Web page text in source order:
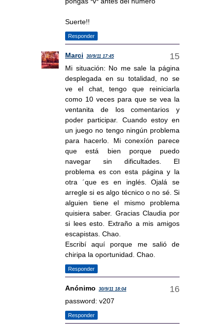
Suerte!!
Responder
Marci 30/9/11 17:45
Mi situación: No me sale la página
desplegada en su totalidad, no se
ve el chat, tengo que reiniciarla
como 10 veces para que se vea la
ventanita de los comentarios y
poder participar. Cuando estoy en
un juego no tengo ningún problema
para hacerlo. Mi conexíón parece
que está bien porque puedo
navegar sin dificultades. El
problema es con esta página y la
otra ´que es en inglés. Ojalá se
arregle si es algo técnico o no sé. Si
alguien tiene el mismo problema
quisiera saber. Gracias Claudia por
si lees esto. Extraño a mis amigos
escapistas. Chao.
Escribí aquí porque me salió de
chiripa la oportunidad. Chao.
Responder
Anónimo 30/9/11 18:04
password: v207
Responder